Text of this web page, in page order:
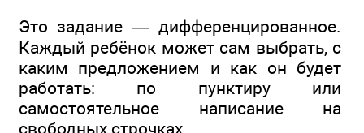
Это задание — дифференцированное.
Каждый ребёнок может сам выбрать, с
каким предложением и как он будет
работать: по пунктиру или
самостоятельное написание на
свободных строчках.